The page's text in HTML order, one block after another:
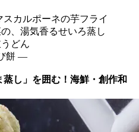
スカルポーネの芋フライ
、湯気香るせいろ蒸し
どん
餅 ―
し」を囲む！海鮮・創作和